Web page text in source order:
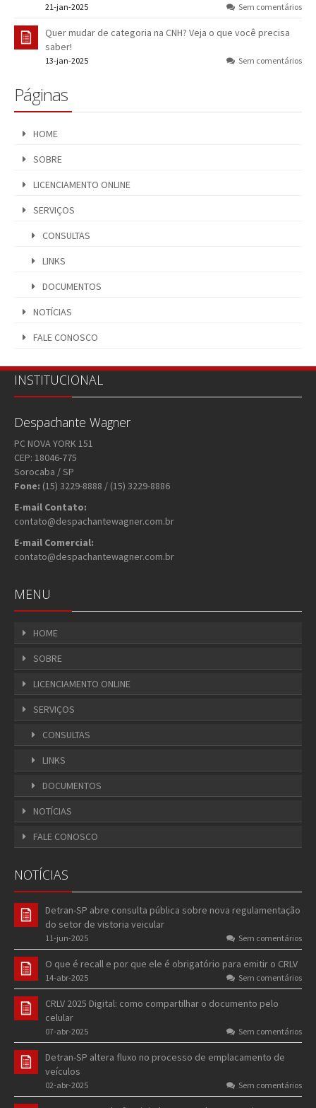
21-jan-2025 Sem comentários
Quer mudar de categoria na CNH? Veja o que você precisa
saber!
13-jan-2025 Sem comentários
Páginas
HOME
SOBRE
LICENCIAMENTO ONLINE
SERVIÇOS
CONSULTAS
LINKS
DOCUMENTOS
NOTÍCIAS
FALE CONOSCO
INSTITUCIONAL
Despachante Wagner
PC NOVA YORK 151
CEP: 18046-775
Sorocaba / SP
Fone: (15) 3229-8888 / (15) 3229-8886
E-mail Contato:
contato@despachantewagner.com.br
E-mail Comercial:
contato@despachantewagner.com.br
MENU
HOME
SOBRE
LICENCIAMENTO ONLINE
SERVIÇOS
CONSULTAS
LINKS
DOCUMENTOS
NOTÍCIAS
FALE CONOSCO
NOTÍCIAS
Detran-SP abre consulta pública sobre nova regulamentação
do setor de vistoria veicular
11-jun-2025 Sem comentários
O que é recall e por que ele é obrigatório para emitir o CRLV
14-abr-2025 Sem comentários
CRLV 2025 Digital: como compartilhar o documento pelo
celular
07-abr-2025 Sem comentários
Detran-SP altera fluxo no processo de emplacamento de
veículos
02-abr-2025 Sem comentários